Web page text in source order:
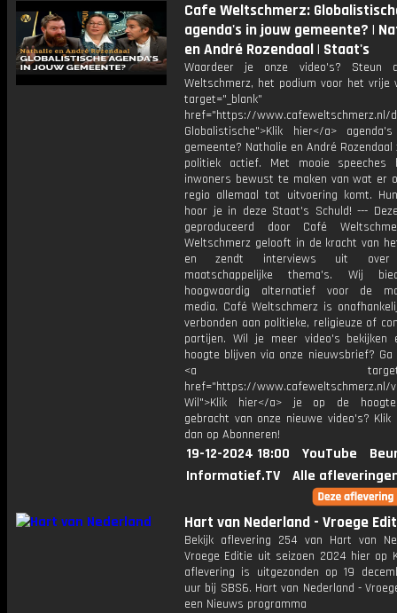
Cafe Weltschmerz:
agenda's in jouw gemeente? |
en André Rozendaal | Staat's
Waardeer je onze video's? Steun
Weltschmerz, het podium voor het vrije
target="_blank"
href="https://www.cafeweltschmerz.nl/
Globalistische">Klik hier</a>
gemeente? Nathalie en André Rozendaal
politiek actief. Met mooie speeches
inwoners bewust te maken van wat er
regio allemaal tot uitvoering komt.
hoor je in deze Staat's Schuld! ---
geproduceerd door Café
Weltschmerz gelooft in de kracht van
en zendt interviews uit over
maatschappelijke thema's. Wij
hoogwaardig alternatief voor de
media. Café Weltschmerz is
verbonden aan politieke, religieuze of
partijen. Wil je meer video's bekijken
hoogte blijven via onze nieuwsbrief? Ga
<a
href="https://www.cafeweltschmerz.nl/
Wil">Klik hier</a> je op de
gebracht van onze nieuwe video's? Klik
dan op Abonneren!
19-12-2024 18:00 YouTube
Informatief.TV
Alle
Hart van Nederland - Vroege
Bekijk aflevering 254 van Hart van
Vroege Editie uit seizoen 2024 hier op
aflevering is uitgezonden op 19
uur bij SBS6. Hart van Nederland -
een Nieuws programma